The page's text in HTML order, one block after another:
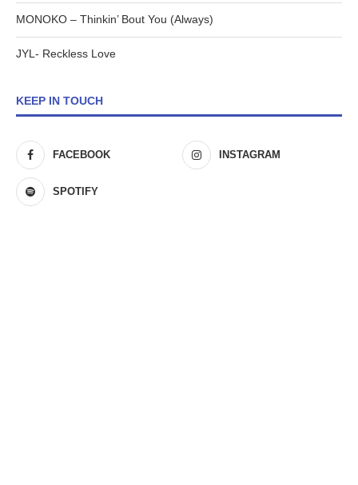
MONOKO – Thinkin’ Bout You (Always)
JYL- Reckless Love
KEEP IN TOUCH
FACEBOOK INSTAGRAM
SPOTIFY